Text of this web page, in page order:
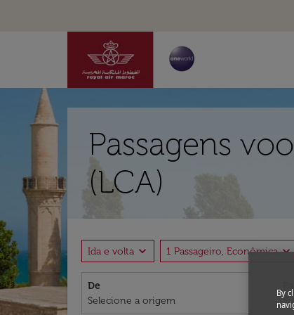
Passagens
(LCA)
Ida e volta expand_more 1 Passageiro, Econômicaexpand_more
De
By